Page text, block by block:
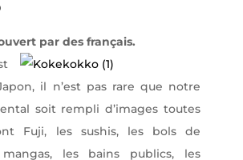
par des français.
il n’est pas rare que notre
soit rempli d’images toutes
Fuji, les sushis, les bols de
les bains publics, les